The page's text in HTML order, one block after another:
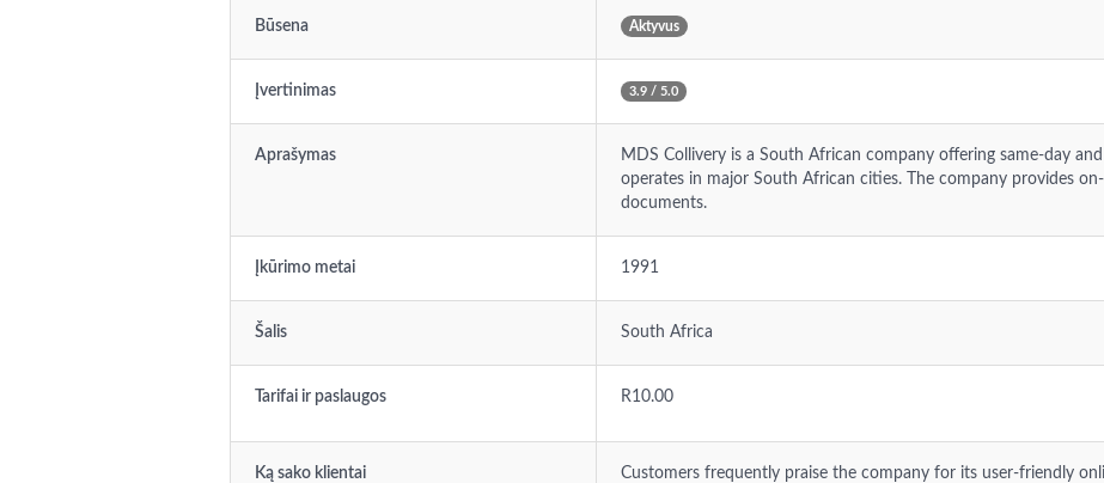
Būsena Aktyvus
Įvertinimas 3.9 / 5.0
Aprašymas
MDS Collivery is a South African company offering same-day
operates in major South African cities. The company provides
documents.
Įkūrimo metai 1991
Šalis South Africa
Tarifai ir paslaugos R10.00
Ką sako klientai
Customers frequently praise the company for its user-friendly